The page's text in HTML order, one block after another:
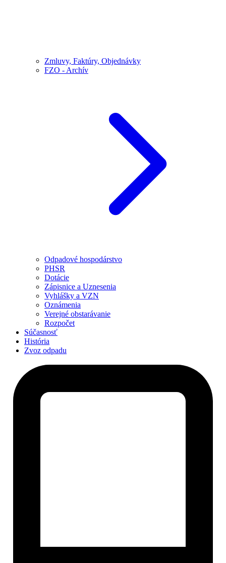
Zmluvy, Faktúry, Objednávky
FZO - Archív
Odpadové hospodárstvo
PHSR
Dotácie
Zápisnice a Uznesenia
Vyhlášky a VZN
Oznámenia
Verejné obstarávanie
Rozpočet
Súčasnosť
História
Zvoz odpadu